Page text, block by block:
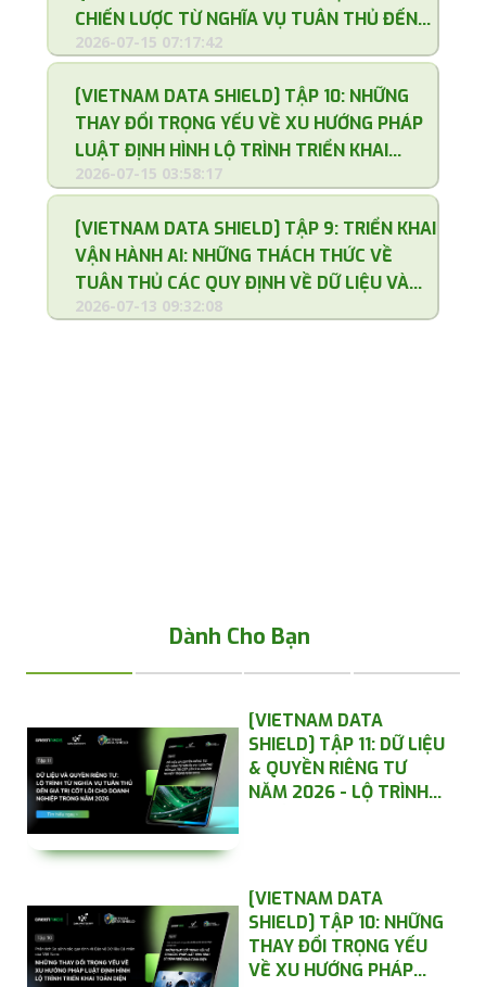
CHIẾN LƯỢC TỪ NGHĨA VỤ TUÂN THỦ ĐẾN
GIÁ TRỊ CỐT LÕI CỦA DOANH NGHIỆP
2026-07-15 07:17:42
[VIETNAM DATA SHIELD] TẬP 10: NHỮNG
THAY ĐỔI TRỌNG YẾU VỀ XU HƯỚNG PHÁP
LUẬT ĐỊNH HÌNH LỘ TRÌNH TRIỂN KHAI
TOÀN DIỆN
2026-07-15 03:58:17
[VIETNAM DATA SHIELD] TẬP 9: TRIỂN KHAI
VẬN HÀNH AI: NHỮNG THÁCH THỨC VỀ
TUÂN THỦ CÁC QUY ĐỊNH VỀ DỮ LIỆU VÀ
CÔNG NGHỆ
2026-07-13 09:32:08
Dành Cho Bạn
[VIETNAM DATA
SHIELD] TẬP 11: DỮ LIỆU
& QUYỀN RIÊNG TƯ
NĂM 2026 - LỘ TRÌNH
DOANH NGHIỆP
[VIETNAM DATA
SHIELD] TẬP 10: NHỮNG
THAY ĐỔI TRỌNG YẾU
VỀ XU HƯỚNG PHÁP